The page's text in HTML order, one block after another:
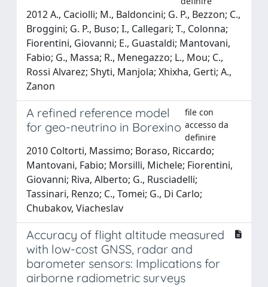
2012 A., Caciolli; M., Baldoncini; G. P., Bezzon; C.,
Broggini; G. P., Buso; I., Callegari; T., Colonna;
Fiorentini, Giovanni; E., Guastaldi; Mantovani,
Fabio; G., Massa; R., Menegazzo; L., Mou; C.,
Rossi Alvarez; Shyti, Manjola; Xhixha, Gerti; A.,
Zanon
A refined reference model
for geo-neutrino in Borexino
file con
accesso da
definire
2010 Coltorti, Massimo; Boraso, Riccardo;
Mantovani, Fabio; Morsilli, Michele; Fiorentini,
Giovanni; Riva, Alberto; G., Rusciadelli;
Tassinari, Renzo; C., Tomei; G., Di Carlo;
Chubakov, Viacheslav
Accuracy of flight altitude measured
with low-cost GNSS, radar and
barometer sensors: Implications for
airborne radiometric surveys